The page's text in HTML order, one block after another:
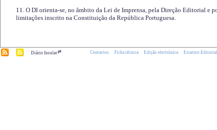
11. O DI orienta-se, no âmbito da Lei de Imprensa, pela Direção Editorial e
limitações inscrito na Constituição da República Portuguesa.
Diário Insular.pt Contactos Ficha técnica Edição electrónica Estatuto Editorial